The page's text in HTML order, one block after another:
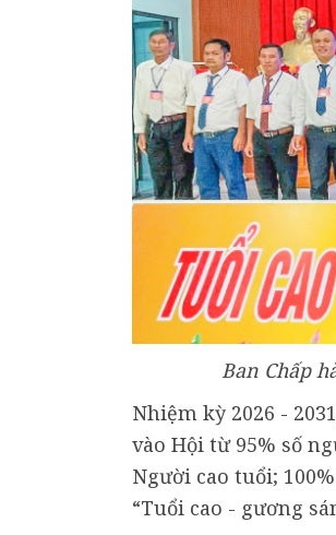
Ban Chấp
Nhiệm kỳ 2026 -
vào Hội từ 95% số
Người cao tuổi;
“Tuổi cao - gương